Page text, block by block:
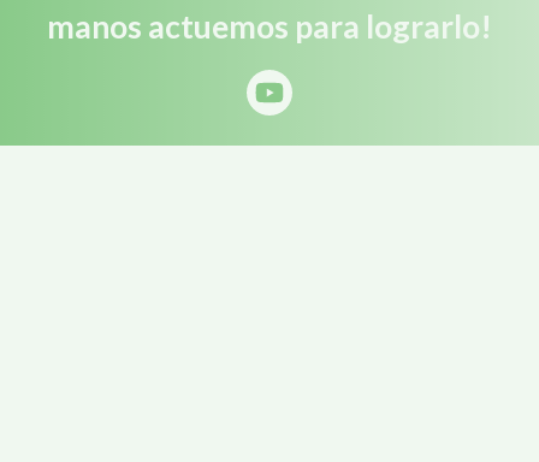
manos actuemos para lograrlo!